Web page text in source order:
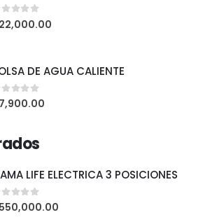
of 5
22,000.00
DE AGUA CALIENTE
of 5
7,900.00
LIFE ELECTRICA 3 POSICIONES
of 5
550,000.00